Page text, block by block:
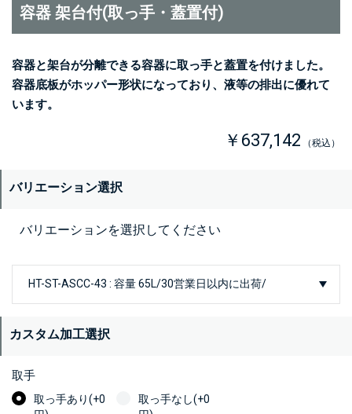
容器 架台付(取っ手・蓋置付)
容器と架台が分離できる容器に取っ手と蓋置を付けました。
容器底板がホッパー形状になっており、液等の排出に優れて
います。
￥637,142 （税込）
バリエーション選択
バリエーションを選択してください
カスタム加工選択
取手
取っ手あり(+0
取っ手なし(+0